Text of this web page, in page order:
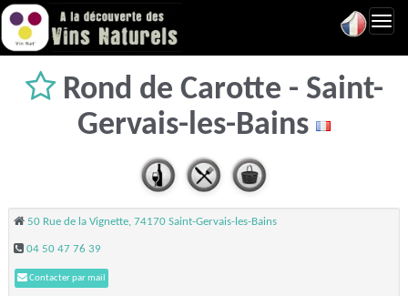
Rond de Carotte - Saint-
Gervais-les-Bains
50 Rue de la Vignette, 74170 Saint-Gervais-les-Bains
04 50 47 76 39
Contacter par mail